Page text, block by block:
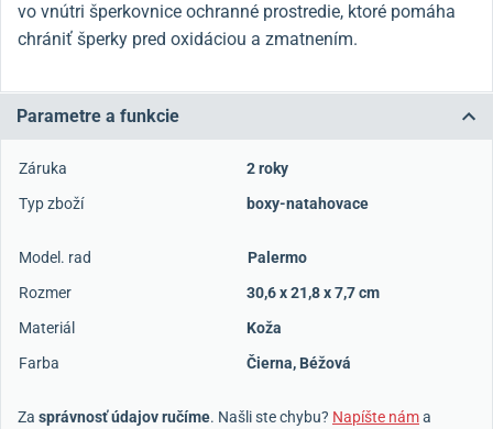
vo vnútri šperkovnice ochranné prostredie, ktoré pomáha
chrániť šperky pred oxidáciou a zmatnením.
Parametre a funkcie
Záruka
2 roky
Typ zboží
boxy-natahovace
Model. rad
Palermo
Rozmer
30,6 x 21,8 x 7,7 cm
Materiál
Koža
Farba
Čierna, Béžová
Za správnosť údajov ručíme. Našli ste chybu? Napíšte náma